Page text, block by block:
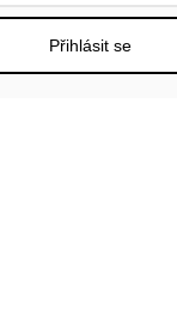
Přihlásit se